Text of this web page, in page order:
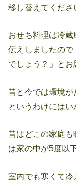
移し替えてくださ
おせち料理は冷
伝えしましたの
でしょう？」とお
昔と今では環境が
というわけにはい
昔はどこの家庭
は家の中が5度以
室内でも寒くて冷